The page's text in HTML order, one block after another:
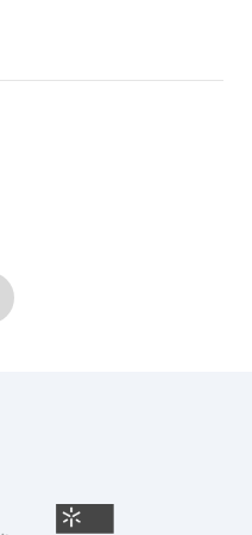
Fundação para a